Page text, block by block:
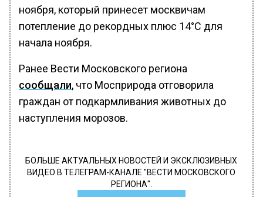
ноября, который принесет москвичам
потепление до рекордных плюс 14°С для
начала ноября.
Ранее Вести Московского региона
сообщали, что Мосприрода отговорила
граждан от подкармливания животных до
наступления морозов.
БОЛЬШЕ АКТУАЛЬНЫХ НОВОСТЕЙ И ЭКСКЛЮЗИВНЫХ
ВИДЕО В ТЕЛЕГРАМ-КАНАЛЕ "ВЕСТИ МОСКОВСКОГО
РЕГИОНА".